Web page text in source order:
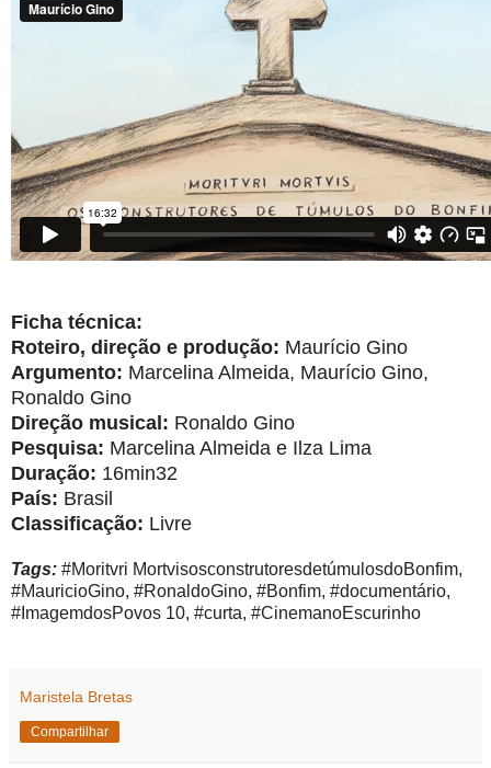
Ficha técnica:
Roteiro, direção e produção: Maurício Gino
Argumento: Marcelina Almeida, Maurício Gino,
Ronaldo Gino
Direção musical: Ronaldo Gino
Pesquisa: Marcelina Almeida e Ilza Lima
Duração: 16min32
País: Brasil
Classificação: Livre
Tags: #Moritvri MortvisosconstrutoresdetúmulosdoBonfim,
#MauricioGino, #RonaldoGino, #Bonfim, #documentário,
#ImagemdosPovos 10, #curta, #CinemanoEscurinho
Maristela Bretas
Compartilhar